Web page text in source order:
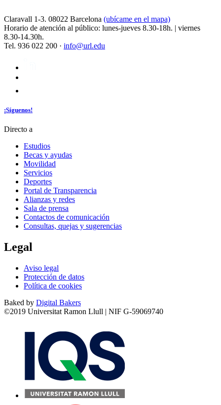
Claravall 1-3. 08022 Barcelona (ubícame en el mapa)
Horario de atención al público: lunes-jueves 8.30-18h. | viernes
8.30-14.30h.
Tel. 936 022 200 · info@url.edu
¡Síguenos!
Directo a
Estudios
Becas y ayudas
Movilidad
Servicios
Deportes
Portal de Transparencia
Alianzas y redes
Sala de prensa
Contactos de comunicación
Consultas, quejas y sugerencias
Legal
Aviso legal
Protección de datos
Política de cookies
Baked by Digital Bakers
©2019 Universitat Ramon Llull | NIF G-59069740